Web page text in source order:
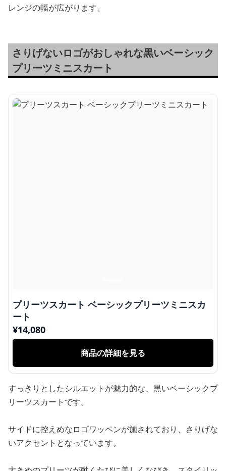
レンジの幅が広がります。
さりげないロゴがおしゃれな黒いベーシック
プリーツミニスカート
プリーツスカート ベーシックプリーツミニスカ
ート
¥14,080
商品の詳細を見る
すっきりとしたシルエットが魅力的な、黒いベーシックプ
リーツスカートです。
サイドに控えめなロゴワッペンが施されており、さりげな
いアクセントとなっています。